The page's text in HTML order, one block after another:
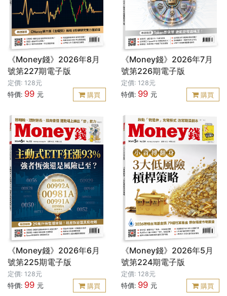
《Money錢》2026年8月
號第227期電子版
定價: 128元
特價: 99 元 購買
《Money錢》2026年7月
號第226期電子版
定價: 128元
特價: 99 元 購買
《Money錢》2026年6月
號第225期電子版
定價: 128元
特價: 99 元 購買
《Money錢》2026年5月
號第224期電子版
定價: 128元
特價: 99 元 購買